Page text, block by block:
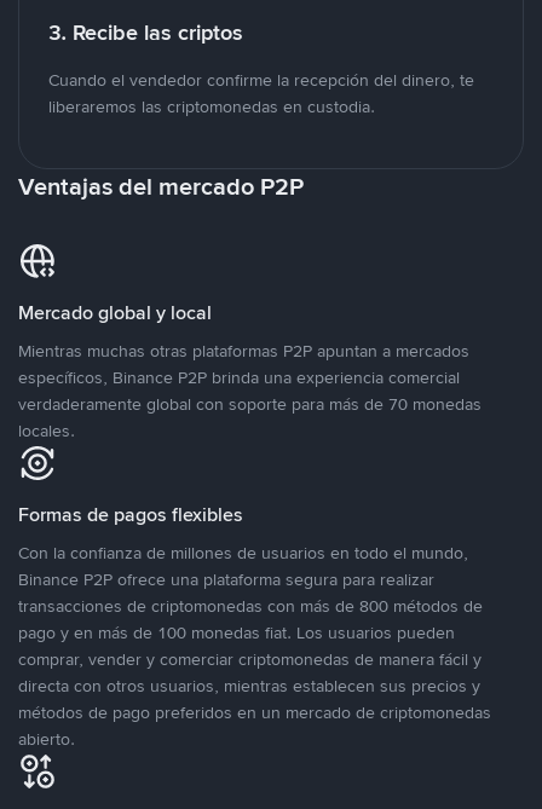
3. Recibe las criptos
Cuando el vendedor confirme la recepción del dinero, te
liberaremos las criptomonedas en custodia.
Ventajas del mercado P2P
Mercado global y local
Mientras muchas otras plataformas P2P apuntan a mercados
específicos, Binance P2P brinda una experiencia comercial
verdaderamente global con soporte para más de 70 monedas
locales.
Formas de pagos flexibles
Con la confianza de millones de usuarios en todo el mundo,
Binance P2P ofrece una plataforma segura para realizar
transacciones de criptomonedas con más de 800 métodos de
pago y en más de 100 monedas fiat. Los usuarios pueden
comprar, vender y comerciar criptomonedas de manera fácil y
directa con otros usuarios, mientras establecen sus precios y
métodos de pago preferidos en un mercado de criptomonedas
abierto.